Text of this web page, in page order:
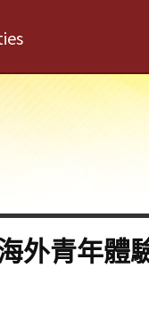
外青年體